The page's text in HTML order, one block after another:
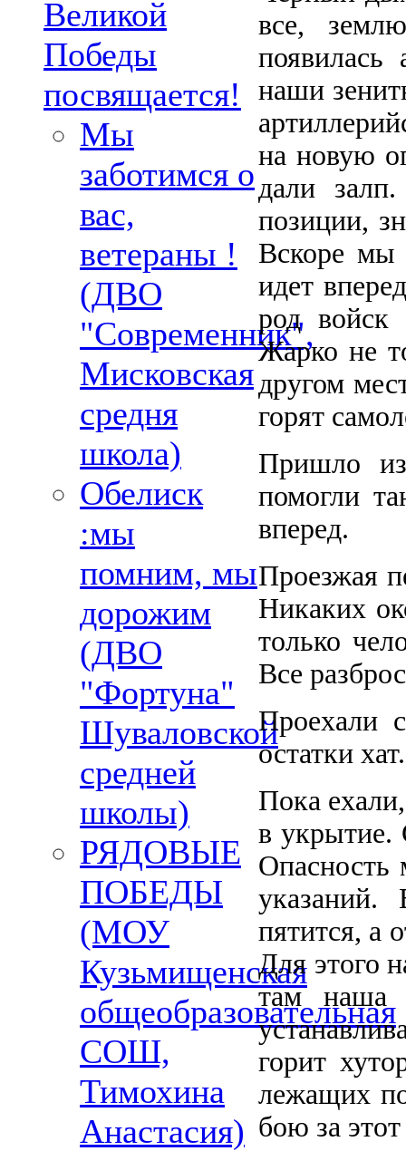
Великой
Победы
посвящается!
Мы
заботимся о
вас,
ветераны !
(ДВО
"Современник",
Мисковская
средня
школа)
Обелиск
:мы
помним, мы
дорожим
(ДВО
"Фортуна"
Шуваловской
средней
школы)
РЯДОВЫЕ
ПОБЕДЫ
(МОУ
Кузьмищенская
общеобразовательная
СОШ,
Тимохина
Анастасия)
все,
наши
на новую
дали
позиции,
Вскоре мы
идет
род войск
Жарко не
другом
горят
Пришло
помогли
вперед.
Проезжая
Никаких
только
Все
Проехали
остатки хат.
Пока
в укрытие.
Опасность
указаний.
пятится, а
Для этого
там наша
горит
лежащих
бою за